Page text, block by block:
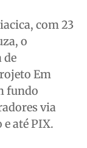
com 23
o
de
Em
fundo
via
até PIX.